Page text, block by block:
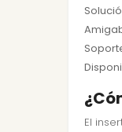
El